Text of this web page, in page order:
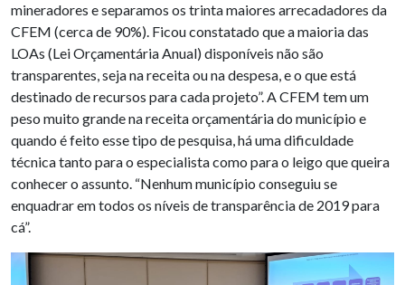
mineradores e separamos os trinta maiores arrecadadores da
CFEM (cerca de 90%). Ficou constatado que a maioria das
LOAs (Lei Orçamentária Anual) disponíveis não são
transparentes, seja na receita ou na despesa, e o que está
destinado de recursos para cada projeto”. A CFEM tem um
peso muito grande na receita orçamentária do município e
quando é feito esse tipo de pesquisa, há uma dificuldade
técnica tanto para o especialista como para o leigo que queira
conhecer o assunto. “Nenhum município conseguiu se
enquadrar em todos os níveis de transparência de 2019 para
cá”.